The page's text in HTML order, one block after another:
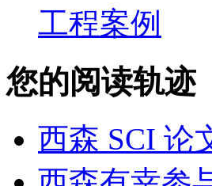
工程案例
您的阅读轨迹
西森 SCI 论